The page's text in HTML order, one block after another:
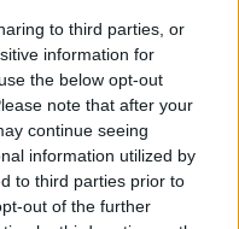
to third parties, or
information for
the below opt-out
note that after your
continue seeing
information utilized by
to third parties prior to
out of the further
los sacerdotes, en su
los puristas de la fe,
sede universitaria y
Moñino Soriano,
cónsul y